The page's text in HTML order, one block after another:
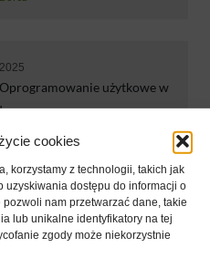
cookies
korzystamy z technologii, takich jak
uzyskiwania dostępu do informacji o
nam przetwarzać dane, takie
lub unikalne identyfikatory na tej
zgody może niekorzystnie
użytkowe w
i marketing 23/24 - Badania